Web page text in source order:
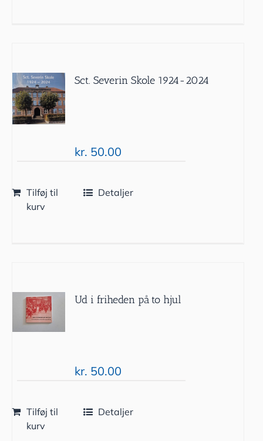
Sct. Severin Skole 1924-2024
kr. 50.00
Tilføj til
kurv
Detaljer
Ud i friheden på to hjul
kr. 50.00
Tilføj til
kurv
Detaljer